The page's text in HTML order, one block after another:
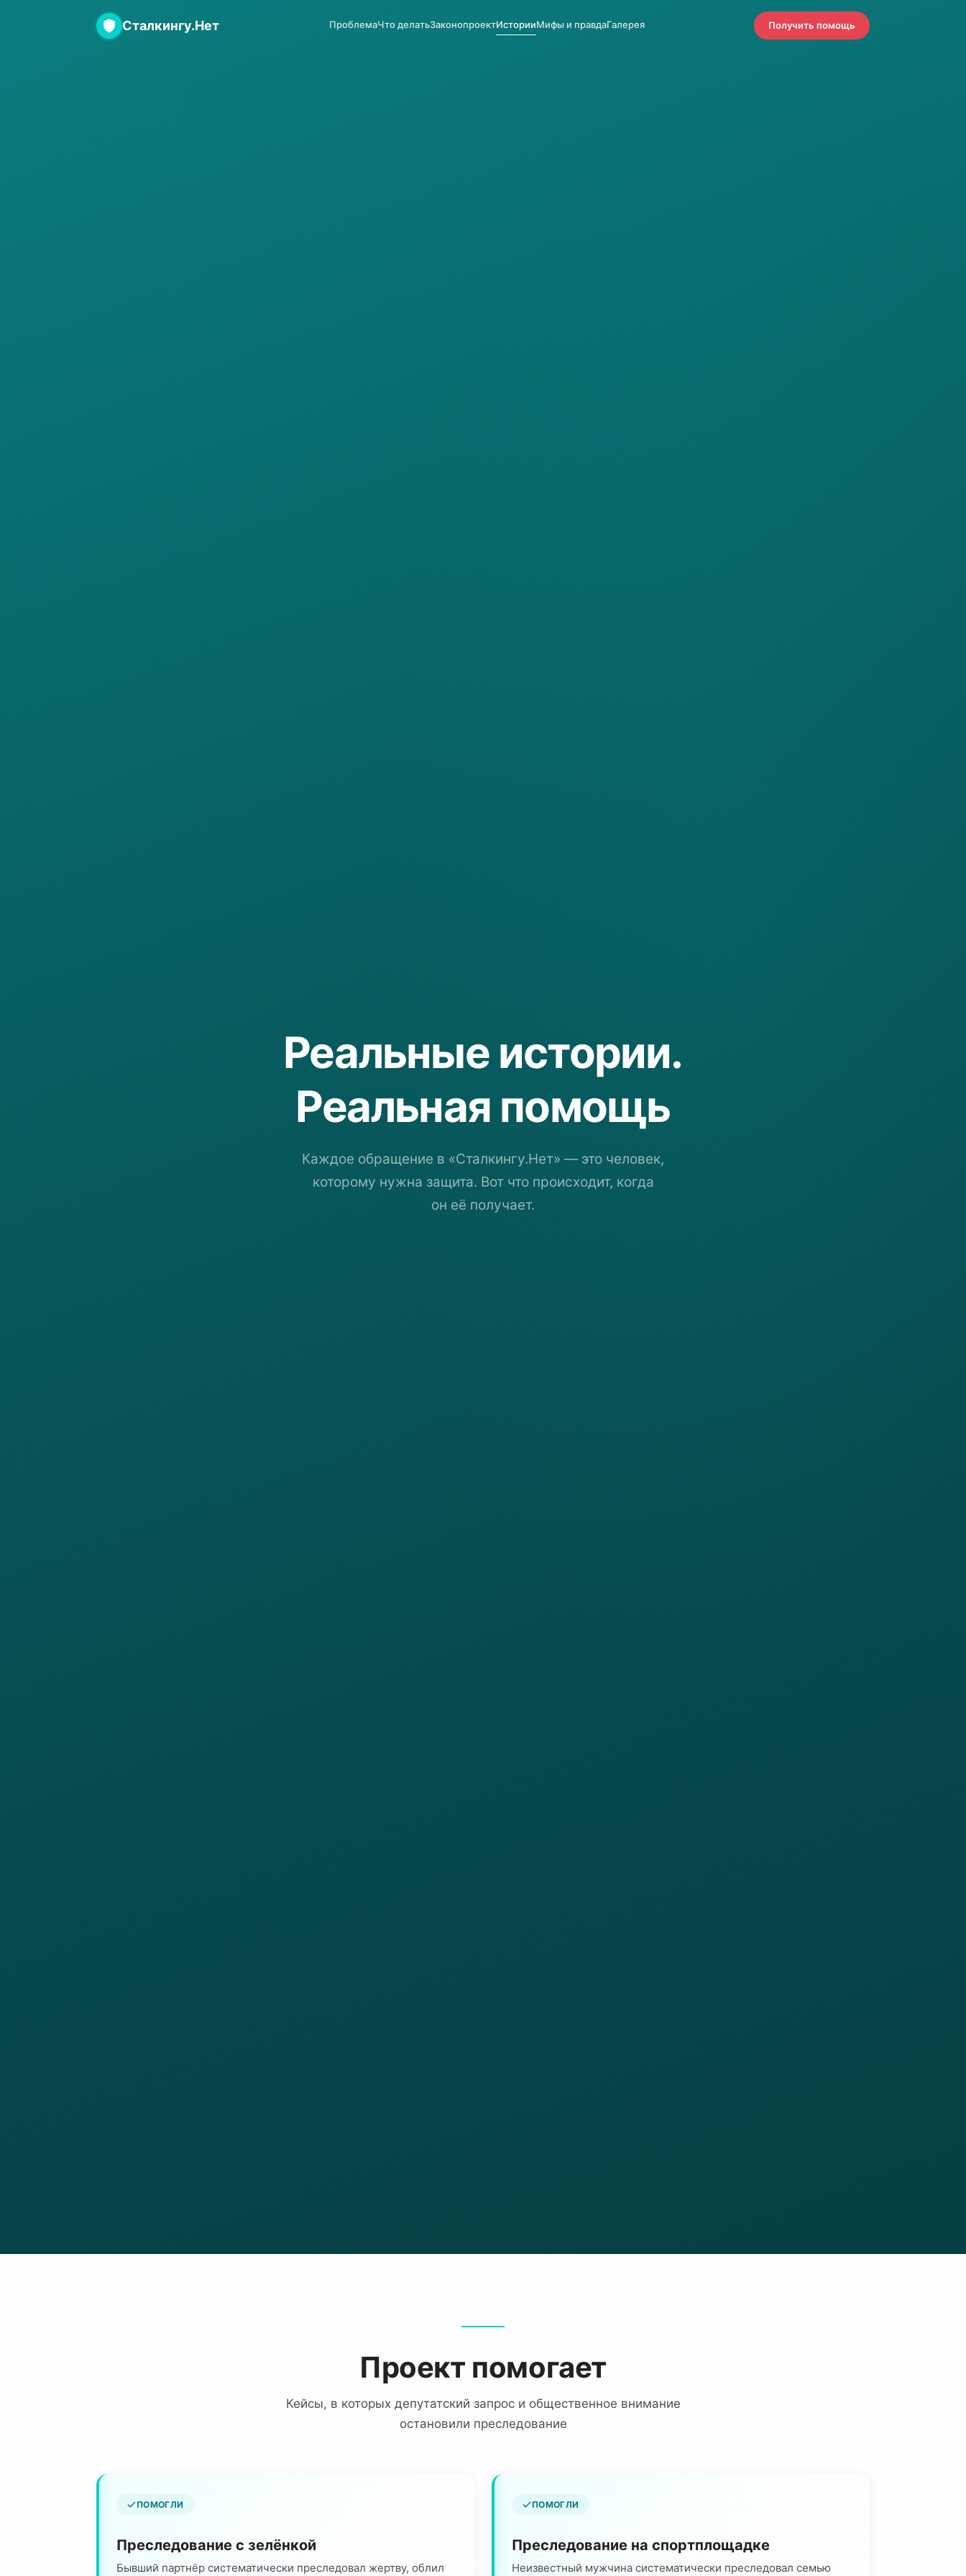
Сталкингу.Нет ПроблемаЧто делатьЗаконопроектИсторииМифы и правдаГалерея Получить помощь
Реальные истории.
Реальная помощь
Каждое обращение в «Сталкингу.Нет» — это человек,
которому нужна защита. Вот что происходит, когда
он её получает.
Проект помогает
Кейсы, в которых депутатский запрос и общественное внимание
остановили преследование
ПОМОГЛИ
Преследование с зелёнкой
Бывший партнёр систематически преследовал жертву, облил
ПОМОГЛИ
Преследование на спортплощадке
Неизвестный мужчина систематически преследовал семью